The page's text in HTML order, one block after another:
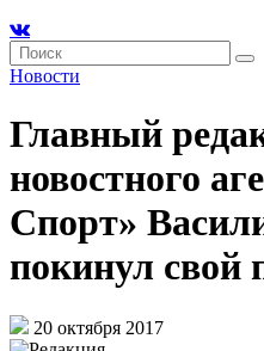
Новости
Главный
новостного
Спорт»
покинул свой
20 октября 2017